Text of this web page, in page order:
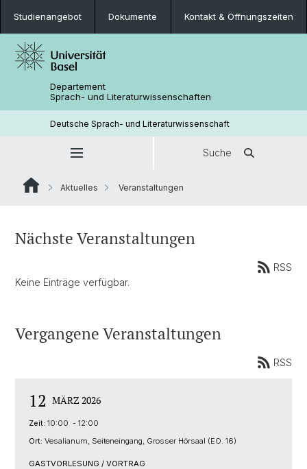
Studienangebot Dokumente Kontakt & Öffnungszeiten
Departement
Sprach- und Literaturwissenschaften
Deutsche Sprach- und Literaturwissenschaft
Suche
Aktuelles Veranstaltungen
Nächste Veranstaltungen
RSS
Keine Einträge verfügbar.
Vergangene Veranstaltungen
RSS
12 MÄRZ 2026
Zeit: 10:00 - 12:00
Ort: Vesalianum, Seiteneingang, Grosser Hörsaal (EO. 16)
GASTVORLESUNG / VORTRAG